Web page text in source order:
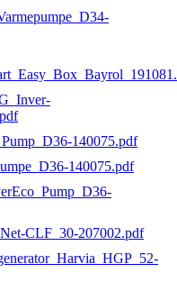
140075.pdf
140075.pdf
CLF_30-207002.pdf